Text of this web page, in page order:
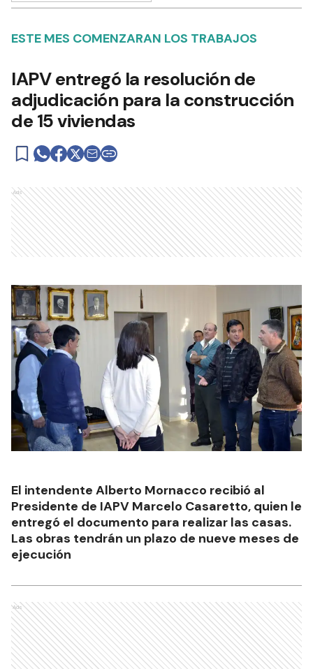
TODOS LOS
CONTENIDOS
EXCLUSIVOS
Suscribite y empezá a disfrutar
de todos los beneficios
Suscribite
¿Ya tenés una cuenta?Ingresá
Autor
El Día de Gualeguaychú
Investigan si fue intencional
el incendio en la planta de
residuos de Urdinarrain
Exhibía sus partes íntimas en
un parque: Lo detuvieron por
resistencia a la autoridad y
lesiones a un policía